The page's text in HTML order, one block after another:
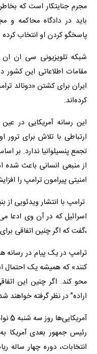
مجرم جنایتکار است که
باید در دادگاه محاکمه و
پاسخگو کردن او انتخاب
شبکه تلویزیونی سی ان
مقامات اطلاعاتی این کشور
ایران برای کشتن «دونالد
کرده‌اند.
این رسانه آمریکایی در
ارتباطی با تلاش برای
تجمع پنسیلوانیا ندارد. بر
از منبعی انسانی باعث
امنیتی پیرامون ترامپ را
ترامپ با انتشار ویدئویی
اسرائیل که در آن وی ادعا
،گفت که اگر چنین اتفاقی
ترامپ در یک پیام در رسانه
کنند» که همیشه یک احتمال
محو کند. اگر چنین این
اراده" در نظر گرفته خواهند
رئیس جمهور بعدی آمریکا